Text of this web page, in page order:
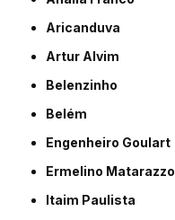
Aricanduva
Artur Alvim
Belenzinho
Belém
Engenheiro Goulart
Ermelino Matarazzo
Itaim Paulista